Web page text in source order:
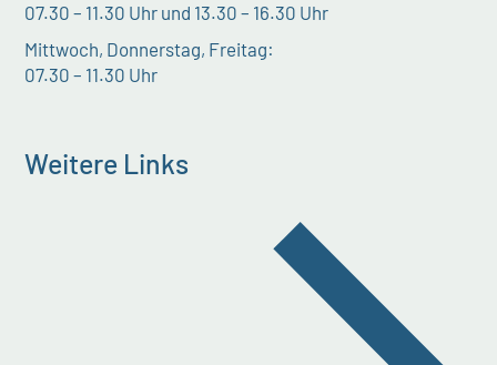
07.30 – 11.30 Uhr und 13.30 – 16.30 Uhr
Mittwoch, Donnerstag, Freitag:
07.30 – 11.30 Uhr
Weitere Links